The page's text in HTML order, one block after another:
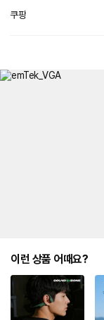
쿠팡
이런 상품 어때요?